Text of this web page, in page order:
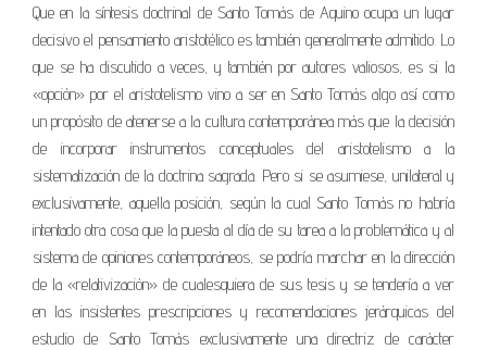
Que en la síntesis doctrinal de Santo Tomás de Aquino ocupa un lugar
decisivo el pensamiento aristotélico es también generalmente admitido. Lo
que se ha discutido a veces, y también por autores valiosos, es si la
«opción» por el aristotelismo vino a ser en Santo Tomás algo así como
un propósito de atenerse a la cultura contemporánea más que la decisión
de incorporar instrumentos conceptuales del aristotelismo a la
sistematización de la doctrina sagrada. Pero si se asumiese, unilateral y
exclusivamente, aquella posición, según la cual Santo Tomás no habría
intentado otra cosa que la puesta al día de su tarea a la problemática y al
sistema de opiniones contemporáneos, se podría marchar en la dirección
de la «relativización» de cualesquiera de sus tesis y se tendería a ver
en las insistentes prescripciones y recomendaciones jerárquicas del
estudio de Santo Tomás exclusivamente una directriz de carácter